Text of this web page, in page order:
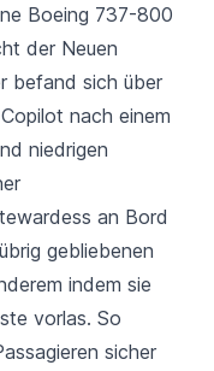
Boeing 737-800
der Neuen
befand sich über
nach einem
niedrigen
an Bord
gebliebenen
indem sie
vorlas. So
sicher